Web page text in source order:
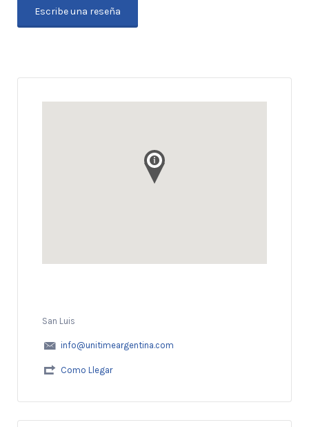
Escribe una reseña
San Luis
info@unitimeargentina.com
Como Llegar